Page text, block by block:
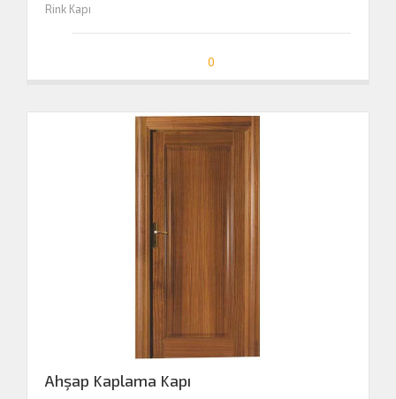
Rink Kapı
0
Ahşap Kaplama Kapı